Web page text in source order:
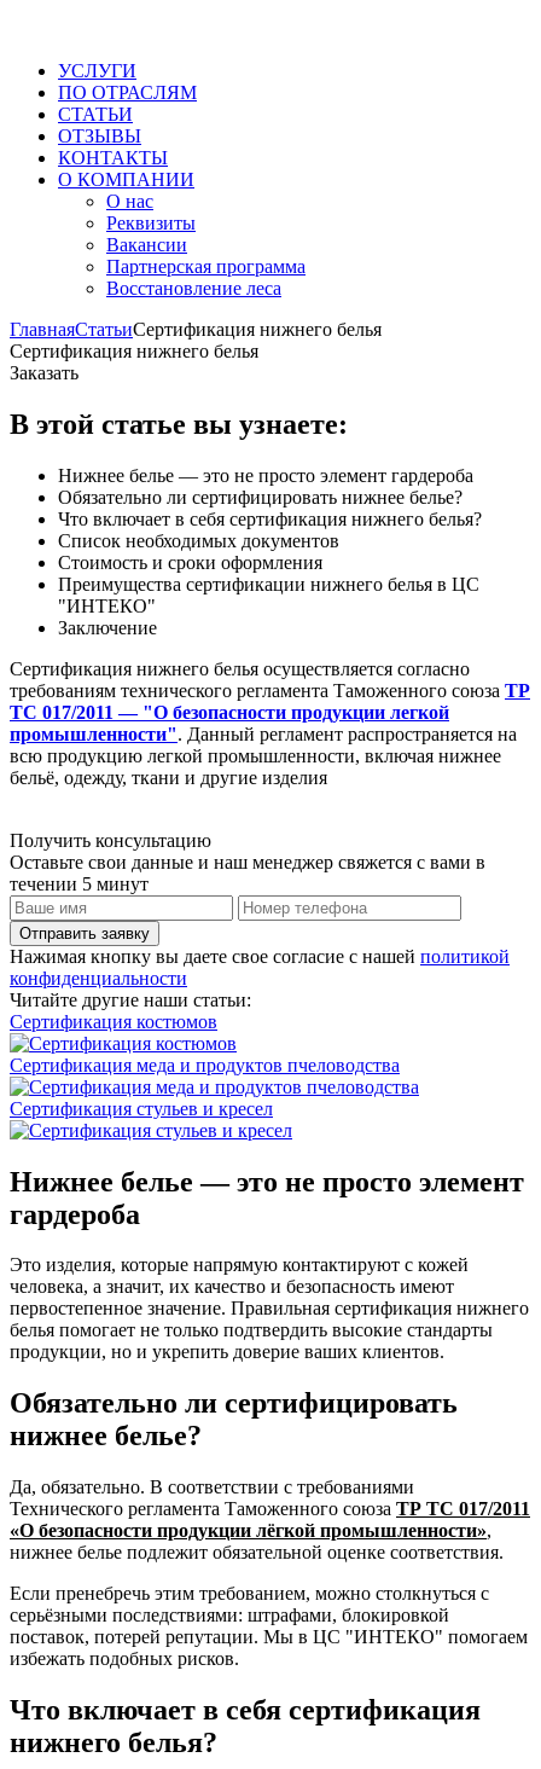
УСЛУГИ
ПО ОТРАСЛЯМ
СТАТЬИ
ОТЗЫВЫ
КОНТАКТЫ
О КОМПАНИИ
О нас
Реквизиты
Вакансии
Партнерская программа
Восстановление леса
ГлавнаяСтатьиСертификация нижнего белья
Сертификация нижнего белья
Заказать
В этой статье вы узнаете:
Нижнее белье — это не просто элемент гардероба
Обязательно ли сертифицировать нижнее белье?
Что включает в себя сертификация нижнего белья?
Список необходимых документов
Стоимость и сроки оформления
Преимущества сертификации нижнего белья в ЦС
"ИНТЕКО"
Заключение
Сертификация нижнего белья осуществляется согласно
требованиям технического регламента Таможенного союза ТР
ТС 017/2011 — "О безопасности продукции легкой
промышленности". Данный регламент распространяется на
всю продукцию легкой промышленности, включая нижнее
бельё, одежду, ткани и другие изделия
Получить консультацию
Оставьте свои данные и наш менеджер свяжется с вами в
течении 5 минут
Отправить заявку
Нажимая кнопку вы даете свое согласие с нашей политикой
конфиденциальности
Читайте другие наши статьи:
Сертификация костюмов
Сертификация меда и продуктов пчеловодства
Сертификация стульев и кресел
Нижнее белье — это не просто элемент
гардероба
Это изделия, которые напрямую контактируют с кожей
человека, а значит, их качество и безопасность имеют
первостепенное значение. Правильная сертификация нижнего
белья помогает не только подтвердить высокие стандарты
продукции, но и укрепить доверие ваших клиентов.
Обязательно ли сертифицировать
нижнее белье?
Да, обязательно. В соответствии с требованиями
Технического регламента Таможенного союза ТР ТС 017/2011
«О безопасности продукции лёгкой промышленности»,
нижнее белье подлежит обязательной оценке соответствия.
Если пренебречь этим требованием, можно столкнуться с
серьёзными последствиями: штрафами, блокировкой
поставок, потерей репутации. Мы в ЦС "ИНТЕКО" помогаем
избежать подобных рисков.
Что включает в себя сертификация
нижнего белья?